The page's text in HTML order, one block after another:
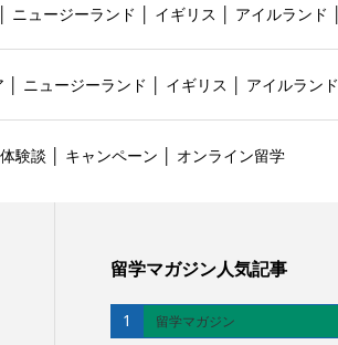
ニュージーランド イギリス アイルランド
ニュージーランド イギリス アイルランド
験談 キャンペーン オンライン留学
留学マガジン人気記事
1 留学マガジン